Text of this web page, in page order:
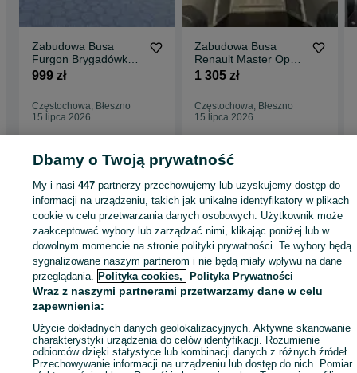
Zabudowa Busa
Furgon Brygadówka |
Podłoga Boczki
999 zł
Częstochowa, Błeszno
15 lipca 2026
Zabudowa Busa
Renault Master Opel
Movano Nissan
Gratis
1 305 zł
Częstochowa, Błeszno
15 lipca 2026
Strona główna Motoryzacja Części samochodowe
Dostawcze i Ciężarowe - Śląskie
Dostawcze i Ciężarowe - Częstochowa
Dostawcze i Ciężarowe - Błeszno
KATEGORIA
ID:596422930 Wyświetlenia:
Zadzwoń / SMS Wyślij wiadomość
Dbamy o Twoją prywatność
My i nasi447 partnerzy przechowujemy lub uzyskujemy dostęp do
informacji na urządzeniu, takich jak unikalne identyfikatory w plikach
cookie w celu przetwarzania danych osobowych. Użytkownik może
zaakceptować wybory lub zarządzać nimi, klikając poniżej lub w
dowolnym momencie na stronie polityki prywatności. Te wybory będą
sygnalizowane naszym partnerom i nie będą miały wpływu na dane
przeglądania. Polityka cookies, Polityka Prywatności
Wraz z naszymi partnerami przetwarzamy dane w celu
zapewnienia:
Użycie dokładnych danych geolokalizacyjnych. Aktywne skanowanie
charakterystyki urządzenia do celów identyfikacji. Rozumienie
odbiorców dzięki statystyce lub kombinacji danych z różnych źródeł.
Przechowywanie informacji na urządzeniu lub dostęp do nich. Pomiar